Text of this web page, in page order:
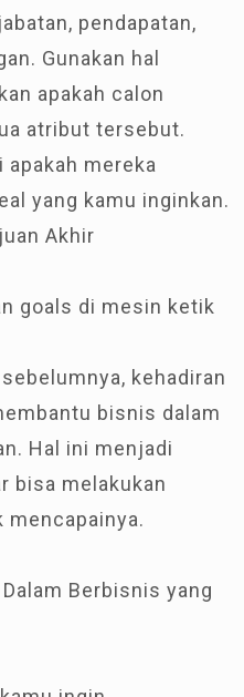
pendapatan,
Gunakan hal
apakah calon
atribut tersebut.
apakah mereka
yang kamu inginkan.
Akhir
goals di mesin ketik
kehadiran
bisnis dalam
Hal ini menjadi
bisa melakukan
mencapainya.
Berbisnis yang